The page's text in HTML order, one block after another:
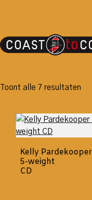
Toont alle 7 resultaten
Kelly Pardekooper
5-weight
CD